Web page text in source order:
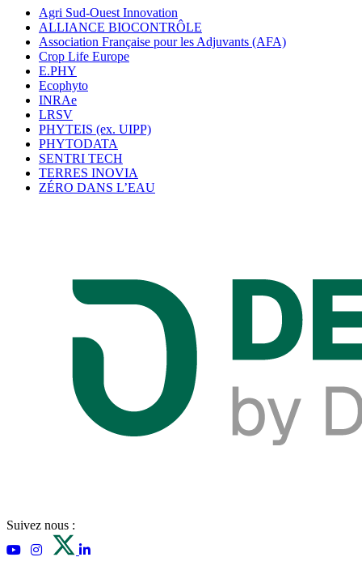
Agri Sud-Ouest Innovation
ALLIANCE BIOCONTRÔLE
Association Française pour les Adjuvants (AFA)
Crop Life Europe
E.PHY
Ecophyto
INRAe
LRSV
PHYTEIS (ex. UIPP)
PHYTODATA
SENTRI TECH
TERRES INOVIA
ZÉRO DANS L’EAU
Suivez nous :